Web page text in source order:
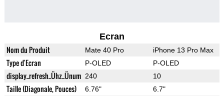
Ecran
Nom du Produit Mate 40 Pro iPhone 13 Pro Max
Type d'Ecran P-OLED P-OLED
display_refresh_Ühz_Ünum 240 10
Taille (Diagonale, Pouces) 6.76" 6.7"